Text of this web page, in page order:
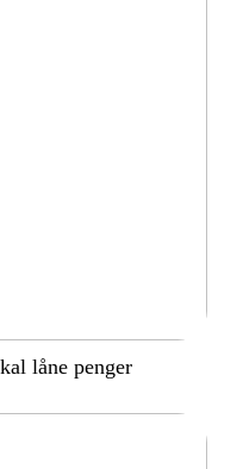
låne penger